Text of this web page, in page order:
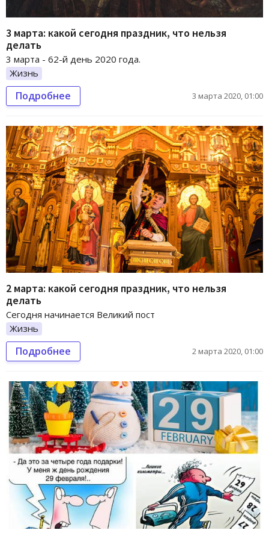
3 марта: какой сегодня праздник, что нельзя
делать
3 марта - 62-й день 2020 года.
Жизнь
Подробнее 3 марта 2020, 01:00
2 марта: какой сегодня праздник, что нельзя
делать
Сегодня начинается Великий пост
Жизнь
Подробнее 2 марта 2020, 01:00